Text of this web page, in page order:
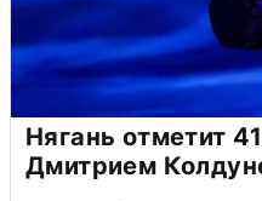
Нягань отметит
Дмитрием